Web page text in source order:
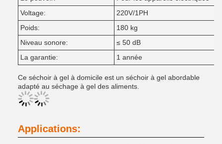
Voltage:
220V/1PH
Poids:
180 kg
Niveau sonore:
≤ 50 dB
La garantie:
1 année
Ce séchoir à gel à domicile est un séchoir à gel abordable
adapté au séchage à gel des aliments.
Applications: